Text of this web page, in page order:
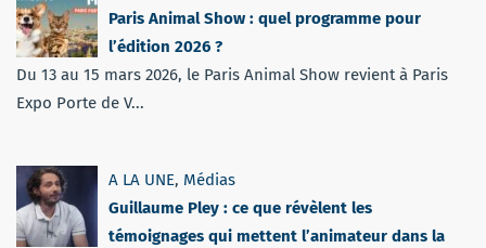
Paris Animal Show : quel programme pour
l’édition 2026 ?
Du 13 au 15 mars 2026, le Paris Animal Show revient à Paris
Expo Porte de V...
A LA UNE, Médias
Guillaume Pley : ce que révèlent les
témoignages qui mettent l’animateur dans la